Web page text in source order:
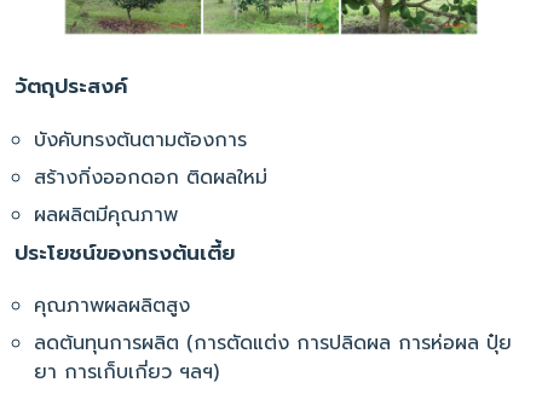
วัตถุประสงค์
บังคับทรงต้นตามต้องการ
สร้างกิ่งออกดอก ติดผลใหม่
ผลผลิตมีคุณภาพ
ประโยชน์ของทรงต้นเตี้ย
คุณภาพผลผลิตสูง
ลดต้นทุนการผลิต (การตัดแต่ง การปลิดผล การห่อผล ปุ๋ย
ยา การเก็บเกี่ยว ฯลฯ)